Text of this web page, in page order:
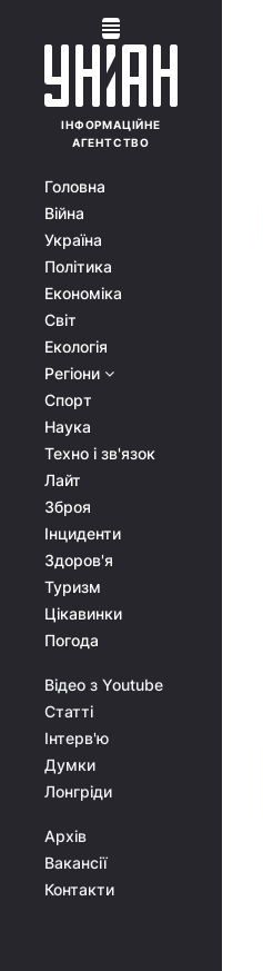
ІНФОРМАЦІЙНЕ
АГЕНТСТВО
Головна
Війна
Україна
Політика
Економіка
Світ
Екологія
Регіони
Спорт
Наука
Техно і зв'язок
Лайт
Зброя
Інциденти
Здоров'я
Туризм
Цікавинки
Погода
Відео з Youtube
Статті
Інтерв'ю
Думки
Лонгріди
Архів
Вакансії
Контакти